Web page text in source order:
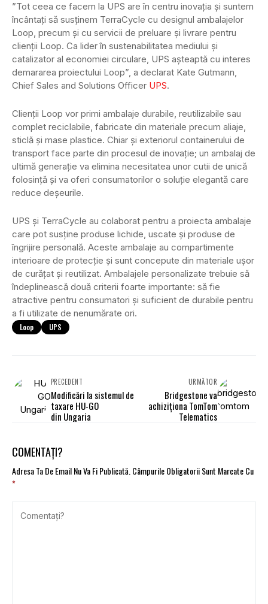
”Tot ceea ce facem la UPS are în centru inovația și suntem
încântați să susținem TerraCycle cu designul ambalajelor
Loop, precum și cu servicii de preluare și livrare pentru
clienții Loop. Ca lider în sustenabilitatea mediului și
catalizator al economiei circulare, UPS așteaptă cu interes
demararea proiectului Loop”, a declarat Kate Gutmann,
Chief Sales and Solutions Officer UPS.
Clienții Loop vor primi ambalaje durabile, reutilizabile sau
complet reciclabile, fabricate din materiale precum aliaje,
sticlă și mase plastice. Chiar și exteriorul containerului de
transport face parte din procesul de inovație; un ambalaj de
ultimă generație va elimina necesitatea unor cutii de unică
folosință și va oferi consumatorilor o soluție elegantă care
reduce deșeurile.
UPS și TerraCycle au colaborat pentru a proiecta ambalaje
care pot susține produse lichide, uscate și produse de
îngrijire personală. Aceste ambalaje au compartimente
interioare de protecție și sunt concepute din materiale ușor
de curățat și reutilizat. Ambalajele personalizate trebuie să
îndeplinească două criterii foarte importante: să fie
atractive pentru consumatori și suficient de durabile pentru
a fi utilizate de nenumărate ori.
Loop UPS
PRECEDENT
Modificări la sistemul de
taxare HU-GO
din Ungaria
URMĂTOR
Bridgestone va
achiziționa TomTom
Telematics
COMENTAȚI?
Adresa Ta De Email Nu Va Fi Publicată. Câmpurile Obligatorii Sunt Marcate Cu
*